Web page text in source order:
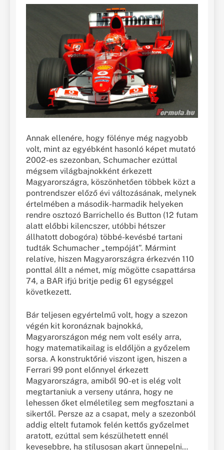
Annak ellenére, hogy fölénye még nagyobb
volt, mint az egyébként hasonló képet mutató
2002-es szezonban, Schumacher ezúttal
mégsem világbajnokként érkezett
Magyarországra, köszönhetően többek közt a
pontrendszer előző évi változásának, melynek
értelmében a második-harmadik helyeken
rendre osztozó Barrichello és Button (12 futam
alatt előbbi kilencszer, utóbbi hétszer
állhatott dobogóra) többé-kevésbé tartani
tudták Schumacher „tempóját”. Mármint
relatíve, hiszen Magyarországra érkezvén 110
ponttal állt a német, míg mögötte csapattársa
74, a BAR ifjú britje pedig 61 egységgel
következett.
Bár teljesen egyértelmű volt, hogy a szezon
végén kit koronáznak bajnokká,
Magyarországon még nem volt esély arra,
hogy matematikailag is eldőljön a győzelem
sorsa. A konstruktőrié viszont igen, hiszen a
Ferrari 99 pont előnnyel érkezett
Magyarországra, amiből 90-et is elég volt
megtartaniuk a verseny utánra, hogy ne
lehessen őket elméletileg sem megfosztani a
sikertől. Persze az a csapat, mely a szezonból
addig eltelt futamok felén kettős győzelmet
aratott, ezúttal sem készülhetett ennél
kevesebbre, ha stílusosan akart ünnepelni…